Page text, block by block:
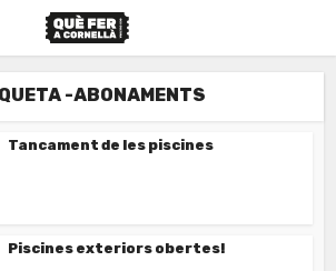
-ABONAMENTS
Tancament de les piscines
Piscines exteriors obertes!